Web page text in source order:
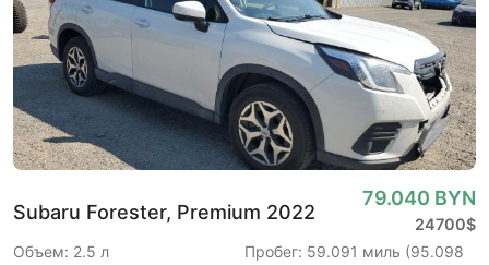
Subaru Forester, Premium 2022
79.040 BYN
24700$
Объем: 2.5 л
Пробег: 59.091 миль (95.098